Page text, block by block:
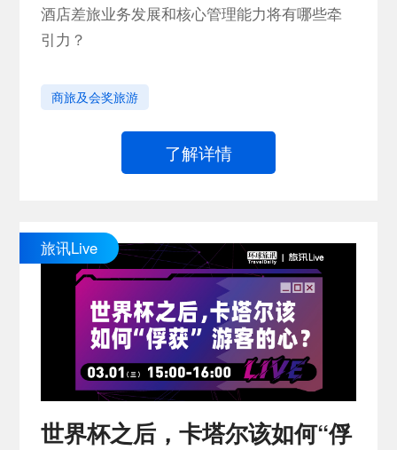
酒店差旅业务发展和核心管理能力将有哪些牵
引力？
商旅及会奖旅游
了解详情
旅讯Live
世界杯之后，卡塔尔该如何“俘